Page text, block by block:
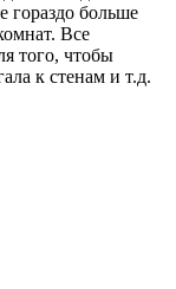
гораздо больше
Все
того, чтобы
к стенам и т.д.